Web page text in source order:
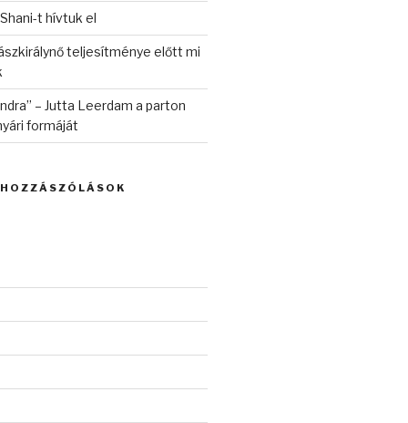
t hívtuk el
teljesítménye előtt mi
– Jutta Leerdam a parton
formáját